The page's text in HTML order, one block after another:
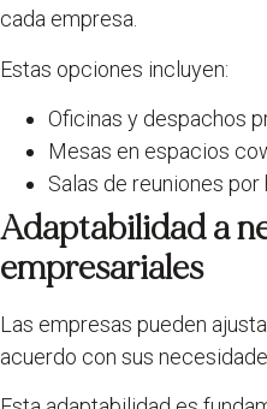
cada empresa.
Estas opciones incluyen:
Oficinas y despachos
Mesas en espacios
Salas de reuniones por
Adaptabilidad a
empresariales
Las empresas pueden
acuerdo con sus